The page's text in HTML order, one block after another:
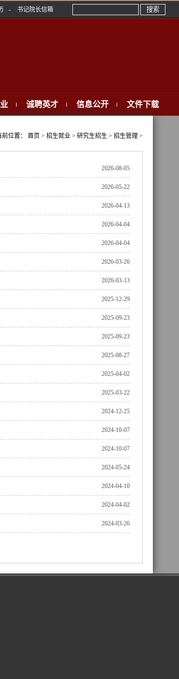
- 书记院长信箱
诚聘英才 信息公开 文件下载
前位置： 首页 > 招生就业 > 研究生招生 > 招生管理 >
2026-08-05
2026-05-22
2026-04-13
2026-04-04
2026-04-04
2026-03-26
2026-03-13
2025-12-29
2025-09-23
2025-09-23
2025-08-27
2025-04-02
2025-03-22
2024-12-25
2024-10-07
2024-10-07
2024-05-24
2024-04-10
2024-04-02
2024-03-26